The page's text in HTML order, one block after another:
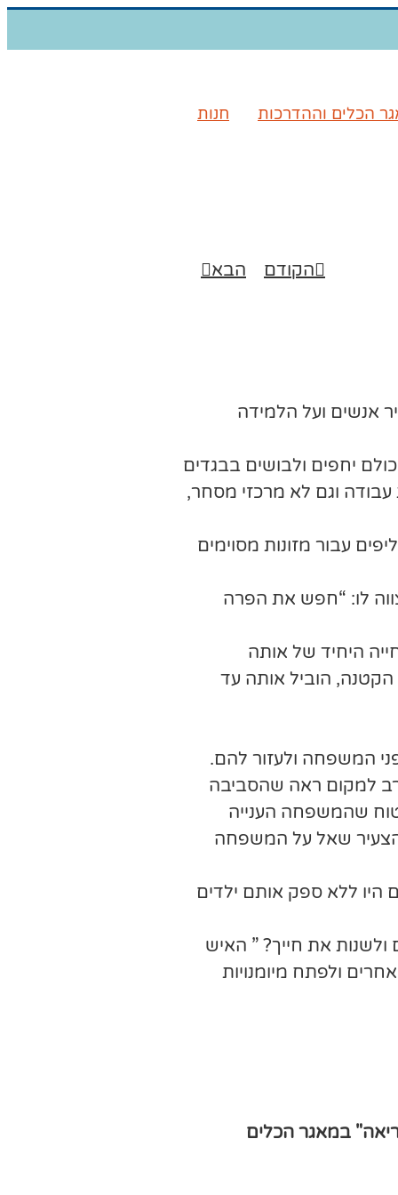
חנות הכלים וההדרכות
הקודם הבא
אנשים ועל הלמידה
יחפים ולבושים בבגדים
וגם לא מרכזי מסחר,
עבור מזונות מסוימים
לו: “חפש את הפרה
היחיד של אותה
הוביל אותה עד
המשפחה ולעזור להם.
למקום ראה שהסביבה
שהמשפחה הענייה
הצעיר שאל על המשפחה
היו ללא ספק אותם ילדים
את חייך? ” האיש
ולפתח מיומנויות
במאגר הכלים